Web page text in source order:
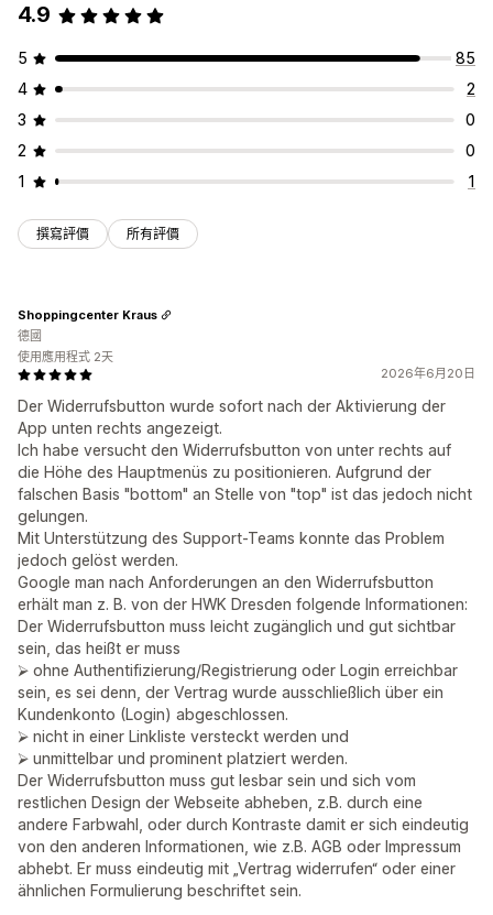
4.9
5
85
4
2
3
0
2
0
1
1
撰寫評價 所有評價
2026年6月20日
Der Widerrufsbutton wurde sofort nach der Aktivierung der
App unten rechts angezeigt.
Ich habe versucht den Widerrufsbutton von unter rechts auf
die Höhe des Hauptmenüs zu positionieren. Aufgrund der
falschen Basis "bottom" an Stelle von "top" ist das jedoch nicht
gelungen.
Mit Unterstützung des Support-Teams konnte das Problem
jedoch gelöst werden.
Google man nach Anforderungen an den Widerrufsbutton
erhält man z. B. von der HWK Dresden folgende Informationen:
Der Widerrufsbutton muss leicht zugänglich und gut sichtbar
sein, das heißt er muss
⮚ ohne Authentifizierung/Registrierung oder Login erreichbar
sein, es sei denn, der Vertrag wurde ausschließlich über ein
Kundenkonto (Login) abgeschlossen.
⮚ nicht in einer Linkliste versteckt werden und
⮚ unmittelbar und prominent platziert werden.
Der Widerrufsbutton muss gut lesbar sein und sich vom
restlichen Design der Webseite abheben, z.B. durch eine
andere Farbwahl, oder durch Kontraste damit er sich eindeutig
von den anderen Informationen, wie z.B. AGB oder Impressum
abhebt. Er muss eindeutig mit „Vertrag widerrufen“ oder einer
ähnlichen Formulierung beschriftet sein.
Shoppingcenter Kraus
德國
使用應用程式 2天